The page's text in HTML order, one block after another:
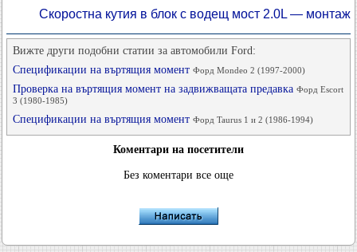
Скоростна кутия в блок с водещ мост 2.0L — монтаж
Вижте други подобни статии за автомобили Ford:
Спецификации на въртящия момент Форд Mondeo 2 (1997-2000)
Проверка на въртящия момент на задвижващата предавка Форд Escort
3 (1980-1985)
Спецификации на въртящия момент Форд Taurus 1 и 2 (1986-1994)
Коментари на посетители
Без коментари все още